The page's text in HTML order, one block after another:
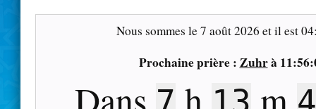
Nous sommes le7 août 2026 et il est
Prochaine prière : Zuhrà
Dans h m